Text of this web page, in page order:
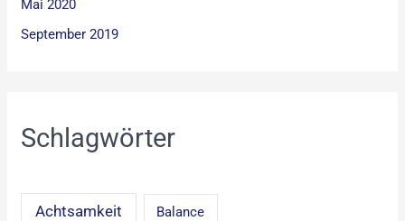
Mai 2020
September 2019
Schlagwörter
Achtsamkeit Balance